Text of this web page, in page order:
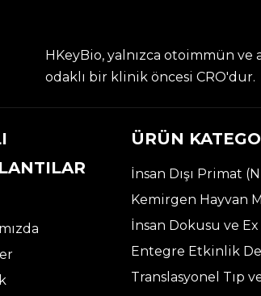
HKeyBio, yalnızca otoimmün ve
odaklı bir klinik öncesi CRO'dur.
ÜRÜN
İnsan Dışı Primat
Kemirgen Hayvan
İnsan Dokusu ve
Entegre Etkinlik
Translasyonel Tıp